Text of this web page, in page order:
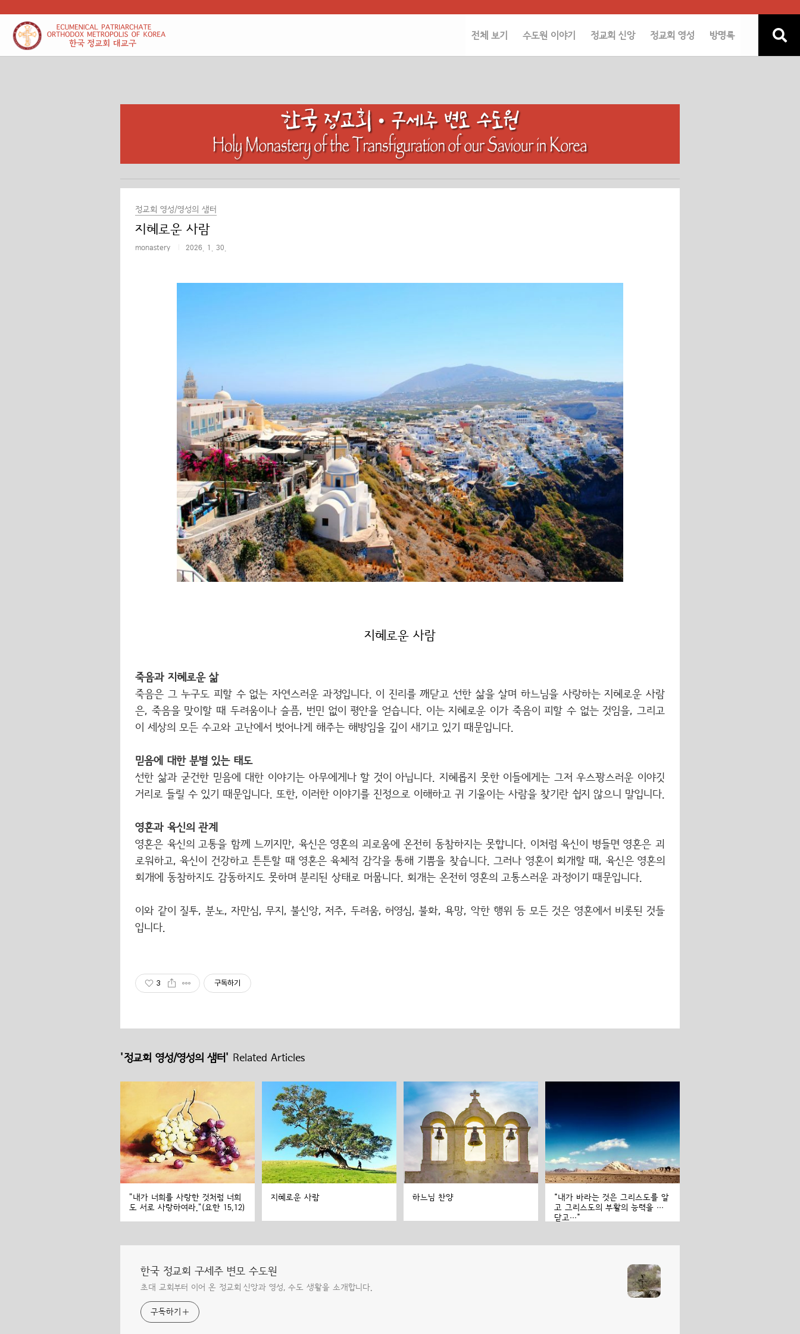
전체 보기 수도원 이야기 정교회 신앙 정교회 영성 방명록
정교회 영성/영성의 샘터
지혜로운 사람
monastery 2026. 1. 30.
지혜로운 사람
죽음과 지혜로운 삶
죽음은 그 누구도 피할 수 없는 자연스러운 과정입니다. 이 진리를 깨닫고 선한 삶을 살며 하느님을 사랑하는 지혜로운 사람
은, 죽음을 맞이할 때 두려움이나 슬픔, 번민 없이 평안을 얻습니다. 이는 지혜로운 이가 죽음이 피할 수 없는 것임을, 그리고
이 세상의 모든 수고와 고난에서 벗어나게 해주는 해방임을 깊이 새기고 있기 때문입니다.
믿음에 대한 분별 있는 태도
선한 삶과 굳건한 믿음에 대한 이야기는 아무에게나 할 것이 아닙니다. 지혜롭지 못한 이들에게는 그저 우스꽝스러운 이야깃
거리로 들릴 수 있기 때문입니다. 또한, 이러한 이야기를 진정으로 이해하고 귀 기울이는 사람을 찾기란 쉽지 않으니 말입니다.
영혼과 육신의 관계
영혼은 육신의 고통을 함께 느끼지만, 육신은 영혼의 괴로움에 온전히 동참하지는 못합니다. 이처럼 육신이 병들면 영혼은 괴
로워하고, 육신이 건강하고 튼튼할 때 영혼은 육체적 감각을 통해 기쁨을 찾습니다. 그러나 영혼이 회개할 때, 육신은 영혼의
회개에 동참하지도 감동하지도 못하며 분리된 상태로 머뭅니다. 회개는 온전히 영혼의 고통스러운 과정이기 때문입니다.
이와 같이 질투, 분노, 자만심, 무지, 불신앙, 저주, 두려움, 허영심, 불화, 욕망, 악한 행위 등 모든 것은 영혼에서 비롯된 것들
입니다.
3 구독하기
'정교회 영성/영성의 샘터' Related Articles
"내가 너희를 사랑한 것처럼 너희
도 서로 사랑하여라."(요한 15,12)
지혜로운 사람 하느님 찬양
“내가 바라는 것은 그리스도를 알
고 그리스도의 부활의 능력을 깨
닫고…”
한국 정교회 구세주 변모 수도원
초대 교회부터 이어 온 정교회 신앙과 영성, 수도 생활을 소개합니다.
구독하기